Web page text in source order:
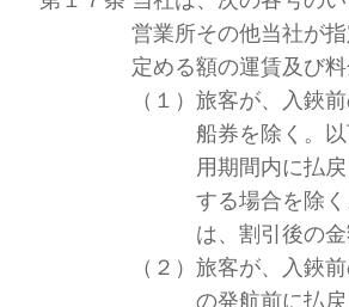
営業所その他当社が
定める額の運賃及び
（１） 旅客が、入鋏
船券を除く。
用期間内に払
する場合を除
は、割引後の金
（２） 旅客が、入鋏
の発航前に払